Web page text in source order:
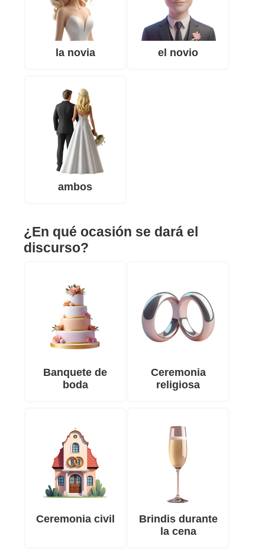
la novia el novio
ambos
¿En qué ocasión se dará el
discurso?
Banquete de
boda
Ceremonia
religiosa
Ceremonia civil
Brindis durante
la cena